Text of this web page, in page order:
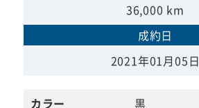
36,000 km
成約日
2021年01月05日
カラー
黒